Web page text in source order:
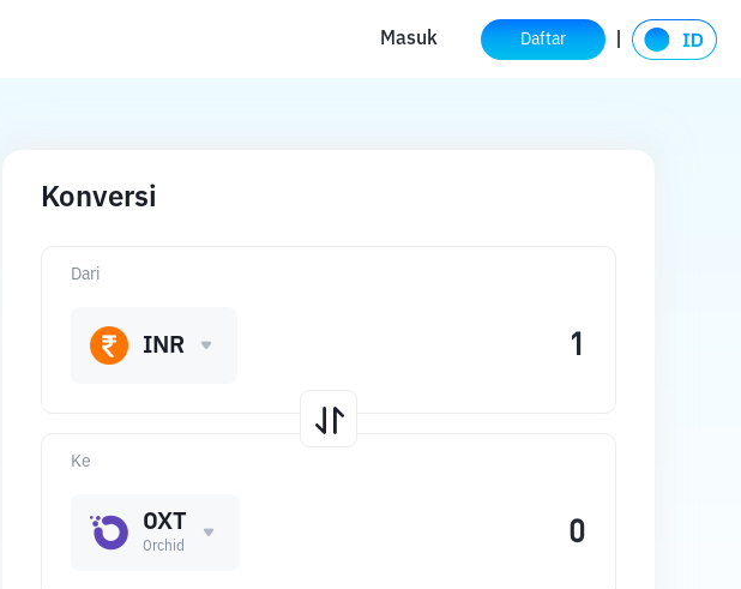
Masuk Daftar
Konversi
Ke
OXT
Orchid
Dari
INR